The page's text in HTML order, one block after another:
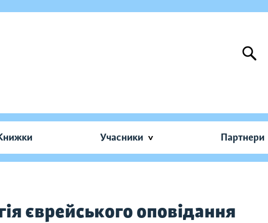
Учасники Партнери
єврейського оповідання